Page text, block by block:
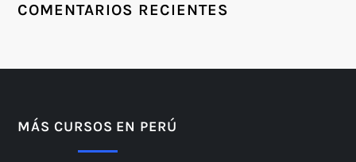
COMENTARIOS RECIENTES
MÁS CURSOS EN PERÚ